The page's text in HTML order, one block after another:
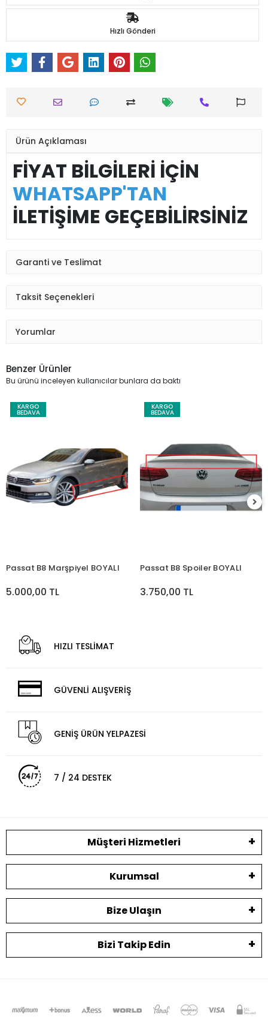
Hızlı Gönderi
Ürün Açıklaması
FİYAT BİLGİLERİ İÇİN
WHATSAPP'TAN
İLETİŞİME GEÇEBİLİRSİNİZ
Garanti ve Teslimat
Taksit Seçenekleri
Yorumlar
Benzer Ürünler
Bu ürünü inceleyen kullanıcılar bunlara da baktı
KARGO
BEDAVA
Passat B8 Marşpiyel BOYALI
5.000,00 TL
KARGO
BEDAVA
Passat B8 Spoiler BOYALI
3.750,00 TL
HIZLI TESLİMAT
GÜVENLİ ALIŞVERİŞ
GENİŞ ÜRÜN YELPAZESİ
7 / 24 DESTEK
Müşteri Hizmetleri
Kurumsal
Bize Ulaşın
Bizi Takip Edin